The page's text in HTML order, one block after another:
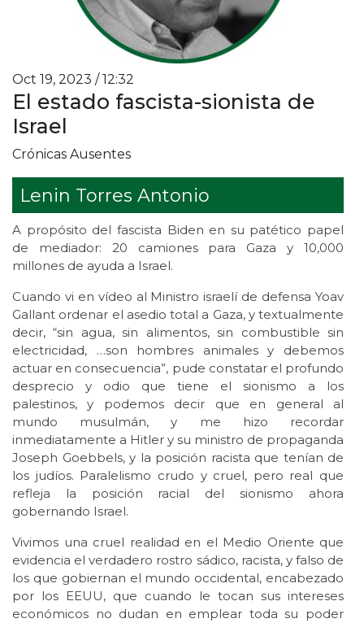
Oct 19, 2023 / 12:32
El estado fascista-sionista de
Israel
Crónicas Ausentes
Lenin Torres Antonio
A propósito del fascista Biden en su patético papel
de mediador: 20 camiones para Gaza y 10,000
millones de ayuda a Israel.
Cuando vi en vídeo al Ministro israelí de defensa Yoav
Gallant ordenar el asedio total a Gaza, y textualmente
decir, “sin agua, sin alimentos, sin combustible sin
electricidad, …son hombres animales y debemos
actuar en consecuencia”, pude constatar el profundo
desprecio y odio que tiene el sionismo a los
palestinos, y podemos decir que en general al
mundo musulmán, y me hizo recordar
inmediatamente a Hitler y su ministro de propaganda
Joseph Goebbels, y la posición racista que tenían de
los judíos. Paralelismo crudo y cruel, pero real que
refleja la posición racial del sionismo ahora
gobernando Israel.
Vivimos una cruel realidad en el Medio Oriente que
evidencia el verdadero rostro sádico, racista, y falso de
los que gobiernan el mundo occidental, encabezado
por los EEUU, que cuando le tocan sus intereses
económicos no dudan en emplear toda su poder